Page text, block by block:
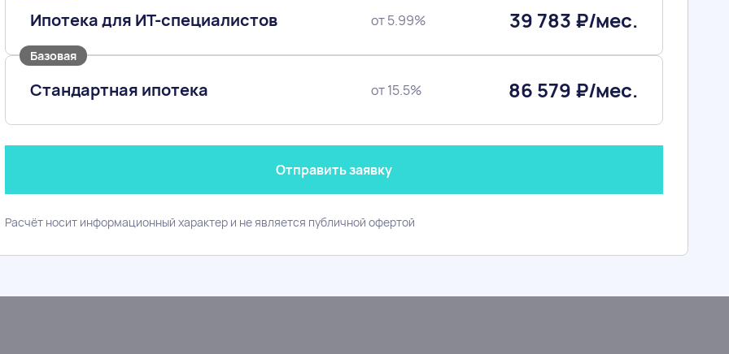
Ипотека для ИТ-специалистов от 5.99% 39 783 ₽/мес.
Базовая
Стандартная ипотека от 15.5% 86 579 ₽/мес.
Отправить заявку
Расчёт носит информационный характер и не является публичной офертой
2
3 дом, 7 этаж, № 127
11 764 000 ₽
130 000 за м